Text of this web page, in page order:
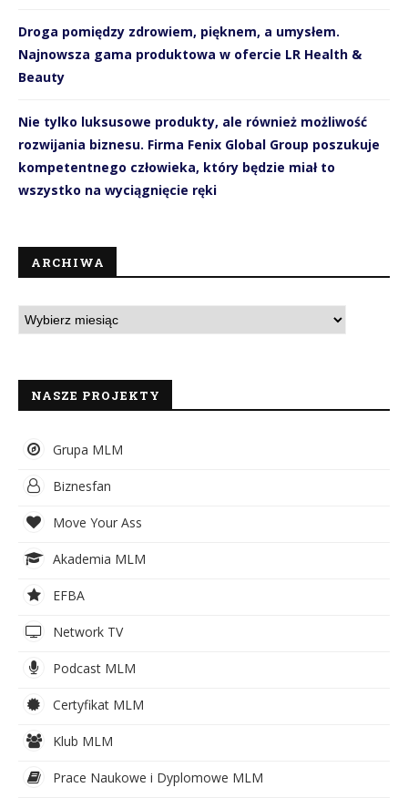
Droga pomiędzy zdrowiem, pięknem, a umysłem.
Najnowsza gama produktowa w ofercie LR Health &
Beauty
Nie tylko luksusowe produkty, ale również możliwość
rozwijania biznesu. Firma Fenix Global Group poszukuje
kompetentnego człowieka, który będzie miał to
wszystko na wyciągnięcie ręki
ARCHIWA
NASZE PROJEKTY
Grupa MLM
Biznesfan
Move Your Ass
Akademia MLM
EFBA
Network TV
Podcast MLM
Certyfikat MLM
Klub MLM
Prace Naukowe i Dyplomowe MLM